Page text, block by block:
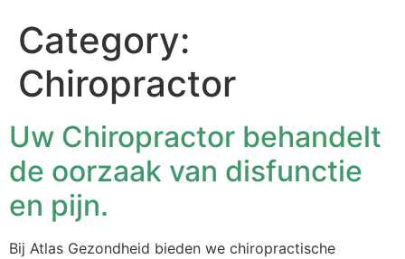
Category:
Chiropractor
Uw Chiropractor behandelt
de oorzaak van disfunctie
en pijn.
Bij Atlas Gezondheid bieden we chiropractische